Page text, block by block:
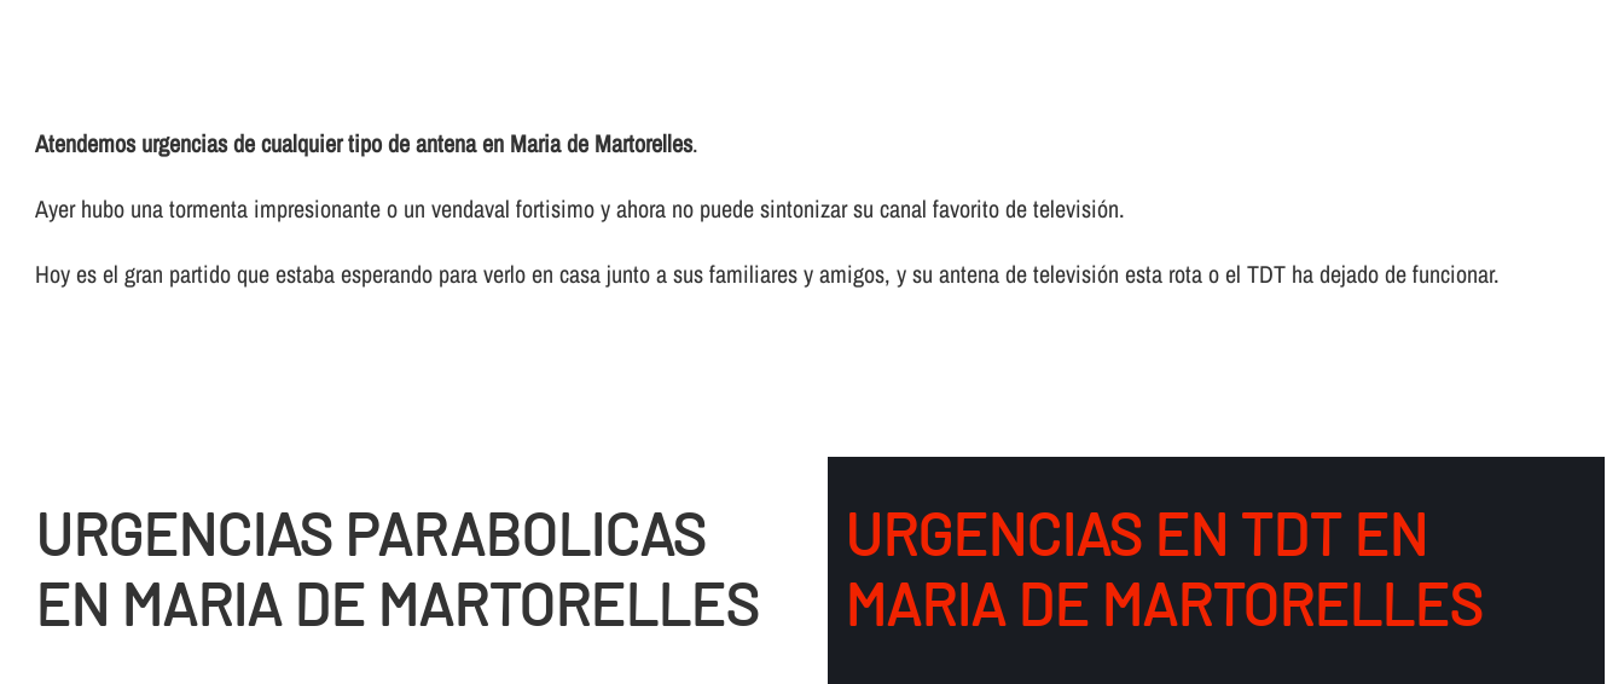
Atendemos urgencias de cualquier tipo de antena en Maria de Martorelles.
Ayer hubo una tormenta impresionante o un vendaval fortisimo y ahora no puede sintonizar su canal favorito de televisión.
Hoy es el gran partido que estaba esperando para verlo en casa junto a sus familiares y amigos, y su antena de televisión esta rota o el TDT ha dejado de funcionar.
URGENCIAS PARABOLICAS
EN MARIA DE MARTORELLES
URGENCIAS EN TDT EN
MARIA DE MARTORELLES